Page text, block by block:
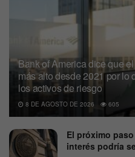
Bank of America dice que
más alto desde 2021 por lo
los activos de riesgo
8 DE AGOSTO DE 2026 605
El próximo
interés podría